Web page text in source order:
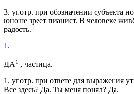
3. употр. при обозначении субъекта
юноше зреет пианист. В человеке
радость.
1.
ДА 1 , частица.
1. употр. при ответе для выражения
Все здесь? Да. Ты меня понял? Да.